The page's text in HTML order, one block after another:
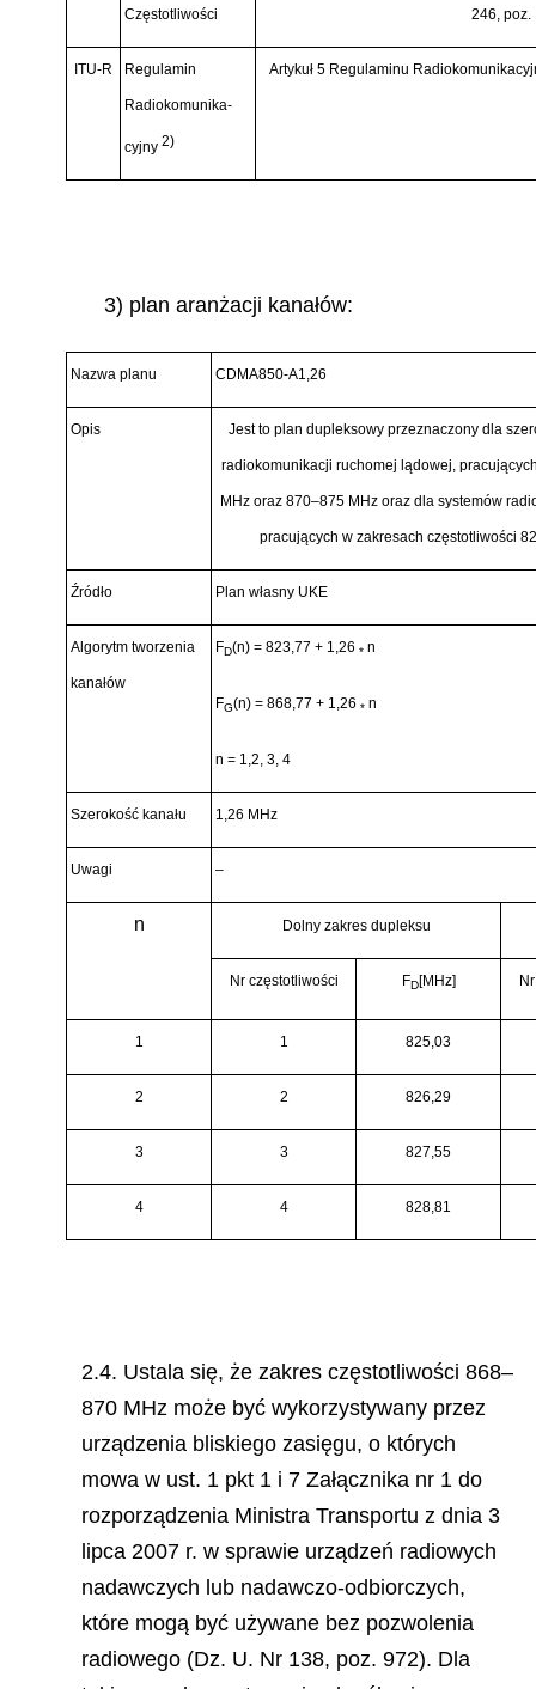
Częstotliwości 246, poz.
ITU-R Regulamin
Radiokomunika-
cyjny 2)
Artykuł 5 Regulaminu
3) plan aranżacji kanałów:
Nazwa planu CDMA850-A1,26
Opis Jest to plan dupleksowy przeznaczony dla
radiokomunikacji ruchomej lądowej, pracują
MHz oraz 870–875 MHz oraz dla systemów
pracujących w zakresach częstotliwości
Źródło Plan własny UKE
Algorytm tworzenia
kanałów
FD(n) = 823,77 + 1,26 *n
FG(n) = 868,77 + 1,26 *n
n = 1,2, 3, 4
Szerokość kanału 1,26 MHz
Uwagi –
n Dolny zakres dupleksu
Nr częstotliwości FD[MHz]
1 1 825,03
2 2 826,29
3 3 827,55
4 4 828,81
2.4. Ustala się, że zakres częstotliwości 868–
870 MHz może być wykorzystywany przez
urządzenia bliskiego zasięgu, o których
mowa w ust. 1 pkt 1 i 7 Załącznika nr 1 do
rozporządzenia Ministra Transportu z dnia 3
lipca 2007 r. w sprawie urządzeń radiowych
nadawczych lub nadawczo-odbiorczych,
które mogą być używane bez pozwolenia
radiowego (Dz. U. Nr 138, poz. 972). Dla